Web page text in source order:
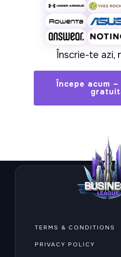
Înscrie-te azi,
Începe acum
TERMS & CONDITIONS
PRIVACY POLICY